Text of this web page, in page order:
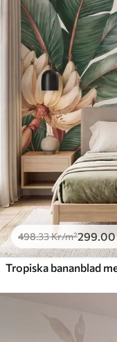
498.33Kr/m²299.00